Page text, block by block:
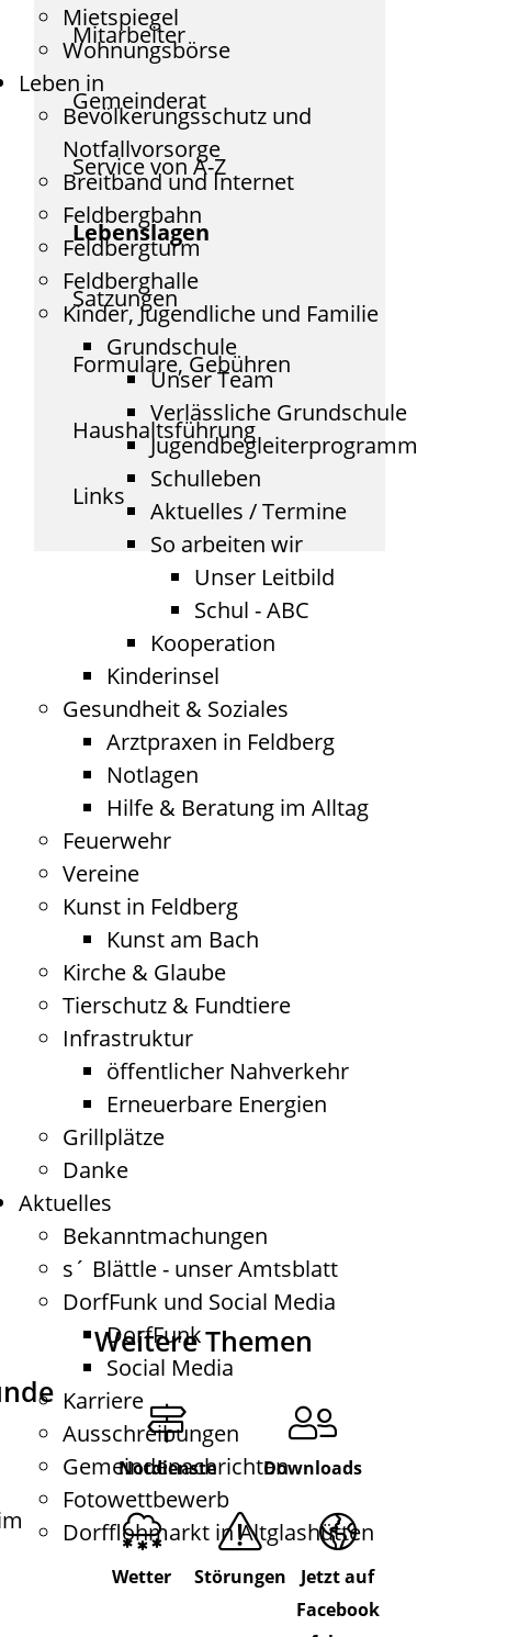
Mietspiegel
Wohnungsbörse
Leben in
Bevölkerungsschutz und
Notfallvorsorge
Breitband und Internet
Feldbergbahn
Feldbergturm
Feldberghalle
Kinder, Jugendliche und Familie
Grundschule
Unser Team
Verlässliche Grundschule
Jugendbegleiterprogramm
Schulleben
Aktuelles / Termine
So arbeiten wir
Unser Leitbild
Schul - ABC
Kooperation
Kinderinsel
Gesundheit & Soziales
Arztpraxen in Feldberg
Notlagen
Hilfe & Beratung im Alltag
Feuerwehr
Vereine
Kunst in Feldberg
Kunst am Bach
Kirche & Glaube
Tierschutz & Fundtiere
Infrastruktur
öffentlicher Nahverkehr
Erneuerbare Energien
Grillplätze
Danke
Aktuelles
Bekanntmachungen
s´ Blättle - unser Amtsblatt
DorfFunk und Social Media
DorfFunk
Social Media
Karriere
Ausschreibungen
Gemeindenachrichten
Fotowettbewerb
Dorfflohmarkt in Altglashütten
Mitarbeiter
Gemeinderat
Service von A-Z
Lebenslagen
Satzungen
Formulare, Gebühren
Haushaltsführung
Links
Weitere Themen
Notdienste Downloads
Wetter Störungen
Jetzt auf
Facebook